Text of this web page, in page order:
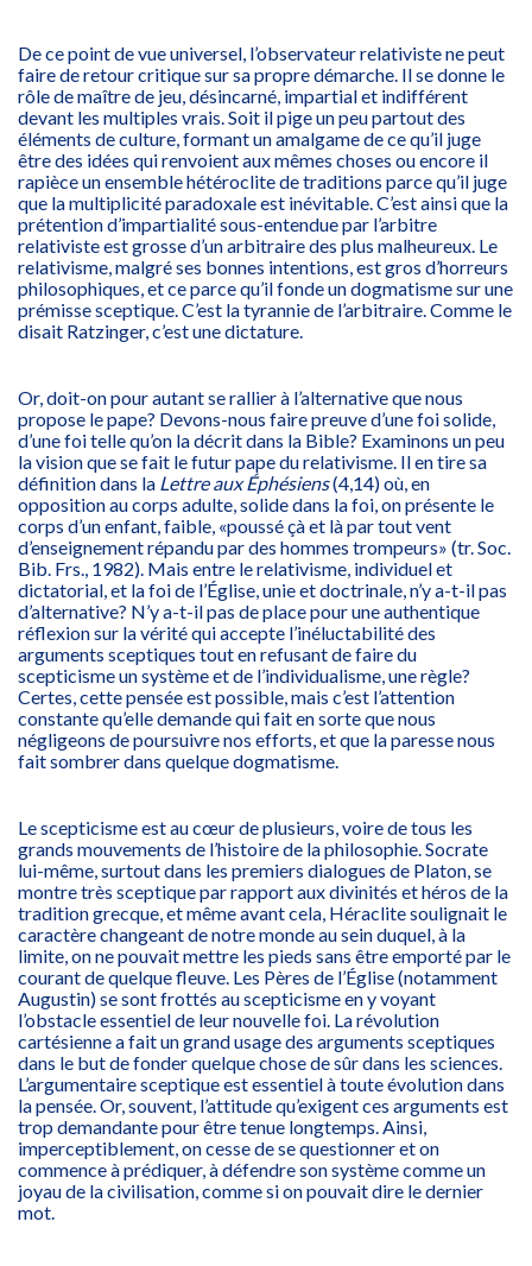
De ce point de vue universel, l’observateur relativiste ne peut
faire de retour critique sur sa propre démarche. Il se donne le
rôle de maître de jeu, désincarné, impartial et indifférent
devant les multiples vrais. Soit il pige un peu partout des
éléments de culture, formant un amalgame de ce qu’il juge
être des idées qui renvoient aux mêmes choses ou encore il
rapièce un ensemble hétéroclite de traditions parce qu’il juge
que la multiplicité paradoxale est inévitable. C’est ainsi que la
prétention d’impartialité sous-entendue par l’arbitre
relativiste est grosse d’un arbitraire des plus malheureux. Le
relativisme, malgré ses bonnes intentions, est gros d’horreurs
philosophiques, et ce parce qu’il fonde un dogmatisme sur une
prémisse sceptique. C’est la tyrannie de l’arbitraire. Comme le
disait Ratzinger, c’est une dictature.
Or, doit-on pour autant se rallier à l’alternative que nous
propose le pape? Devons-nous faire preuve d’une foi solide,
d’une foi telle qu’on la décrit dans la Bible? Examinons un peu
la vision que se fait le futur pape du relativisme. Il en tire sa
définition dans la Lettre aux Éphésiens(4,14) où, en
opposition au corps adulte, solide dans la foi, on présente le
corps d’un enfant, faible, «poussé çà et là par tout vent
d’enseignement répandu par des hommes trompeurs» (tr. Soc.
Bib. Frs., 1982). Mais entre le relativisme, individuel et
dictatorial, et la foi de l’Église, unie et doctrinale, n’y a-t-il pas
d’alternative? N’y a-t-il pas de place pour une authentique
réflexion sur la vérité qui accepte l’inéluctabilité des
arguments sceptiques tout en refusant de faire du
scepticisme un système et de l’individualisme, une règle?
Certes, cette pensée est possible, mais c’est l’attention
constante qu’elle demande qui fait en sorte que nous
négligeons de poursuivre nos efforts, et que la paresse nous
fait sombrer dans quelque dogmatisme.
Le scepticisme est au cœur de plusieurs, voire de tous les
grands mouvements de l’histoire de la philosophie. Socrate
lui-même, surtout dans les premiers dialogues de Platon, se
montre très sceptique par rapport aux divinités et héros de la
tradition grecque, et même avant cela, Héraclite soulignait le
caractère changeant de notre monde au sein duquel, à la
limite, on ne pouvait mettre les pieds sans être emporté par le
courant de quelque fleuve. Les Pères de l’Église (notamment
Augustin) se sont frottés au scepticisme en y voyant
l’obstacle essentiel de leur nouvelle foi. La révolution
cartésienne a fait un grand usage des arguments sceptiques
dans le but de fonder quelque chose de sûr dans les sciences.
L’argumentaire sceptique est essentiel à toute évolution dans
la pensée. Or, souvent, l’attitude qu’exigent ces arguments est
trop demandante pour être tenue longtemps. Ainsi,
imperceptiblement, on cesse de se questionner et on
commence à prédiquer, à défendre son système comme un
joyau de la civilisation, comme si on pouvait dire le dernier
mot.